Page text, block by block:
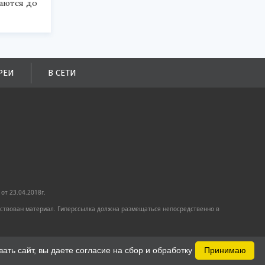
до
В СЕТИ
23.04.2018г.
материал. Гиперссылка должна размещаться непосредственно в
Принимаю
сайт, вы даете согласие на сбор и обработку